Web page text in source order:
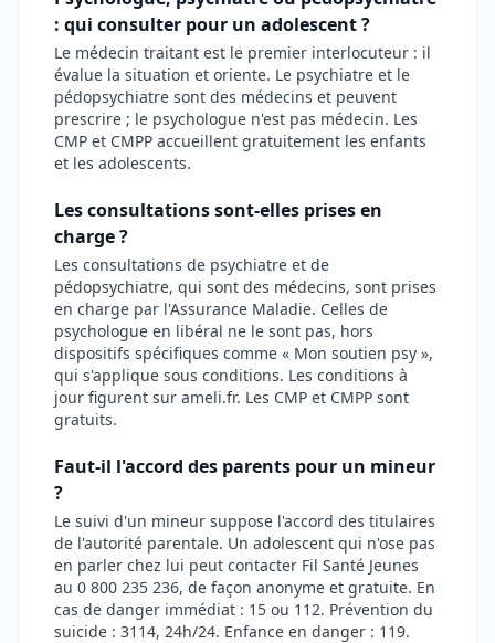
: qui consulter pour un adolescent ?
Le médecin traitant est le premier interlocuteur : il
évalue la situation et oriente. Le psychiatre et le
pédopsychiatre sont des médecins et peuvent
prescrire ; le psychologue n'est pas médecin. Les
CMP et CMPP accueillent gratuitement les enfants
et les adolescents.
Les consultations sont-elles prises en
charge ?
Les consultations de psychiatre et de
pédopsychiatre, qui sont des médecins, sont prises
en charge par l'Assurance Maladie. Celles de
psychologue en libéral ne le sont pas, hors
dispositifs spécifiques comme « Mon soutien psy »,
qui s'applique sous conditions. Les conditions à
jour figurent sur ameli.fr. Les CMP et CMPP sont
gratuits.
Faut-il l'accord des parents pour un mineur
?
Le suivi d'un mineur suppose l'accord des titulaires
de l'autorité parentale. Un adolescent qui n'ose pas
en parler chez lui peut contacter Fil Santé Jeunes
au 0 800 235 236, de façon anonyme et gratuite. En
cas de danger immédiat : 15 ou 112. Prévention du
suicide : 3114, 24h/24. Enfance en danger : 119.